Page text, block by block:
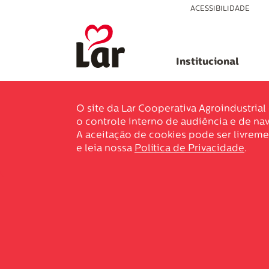
ACESSIBILIDADE
Institucional
O site da Lar Cooperativa
o controle interno de audiência e de
A aceitação de cookies pode ser
e leia nossa Política de Privacidade.